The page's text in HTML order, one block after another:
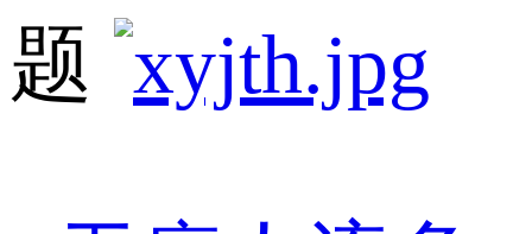
题